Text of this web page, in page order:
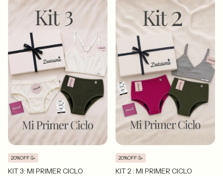
KIT 3: MI PRIMER CICLO
20%OFF 🥳
KIT 2 : MI PRIMER CICLO
20%OFF 🥳